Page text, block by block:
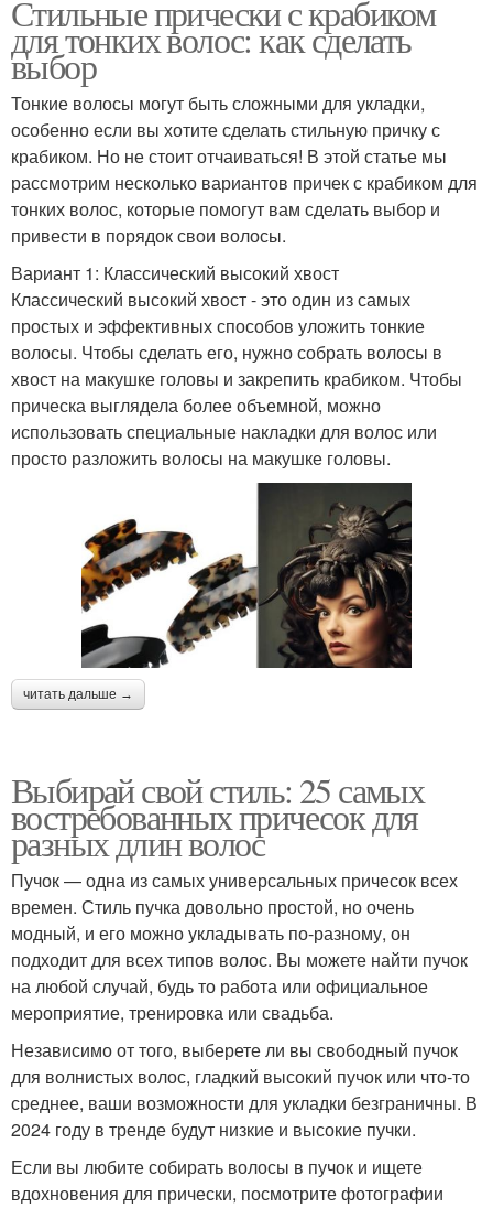
Стильные прически с крабиком
для тонких волос: как сделать
выбор
Тонкие волосы могут быть сложными для укладки,
особенно если вы хотите сделать стильную причку с
крабиком. Но не стоит отчаиваться! В этой статье мы
рассмотрим несколько вариантов причек с крабиком для
тонких волос, которые помогут вам сделать выбор и
привести в порядок свои волосы.
Вариант 1: Классический высокий хвост
Классический высокий хвост - это один из самых
простых и эффективных способов уложить тонкие
волосы. Чтобы сделать его, нужно собрать волосы в
хвост на макушке головы и закрепить крабиком. Чтобы
прическа выглядела более объемной, можно
использовать специальные накладки для волос или
просто разложить волосы на макушке головы.
читать дальше →
Выбирай свой стиль: 25 самых
востребованных причесок для
разных длин волос
Пучок — одна из самых универсальных причесок всех
времен. Стиль пучка довольно простой, но очень
модный, и его можно укладывать по-разному, он
подходит для всех типов волос. Вы можете найти пучок
на любой случай, будь то работа или официальное
мероприятие, тренировка или свадьба.
Независимо от того, выберете ли вы свободный пучок
для волнистых волос, гладкий высокий пучок или что-то
среднее, ваши возможности для укладки безграничны. В
2024 году в тренде будут низкие и высокие пучки.
Если вы любите собирать волосы в пучок и ищете
вдохновения для прически, посмотрите фотографии